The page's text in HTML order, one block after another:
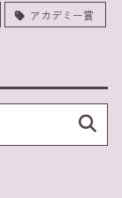
アカデミー賞